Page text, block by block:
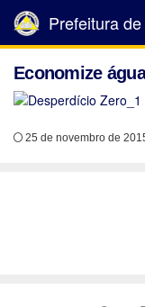
Prefeitura
Economize
25 de novembro de